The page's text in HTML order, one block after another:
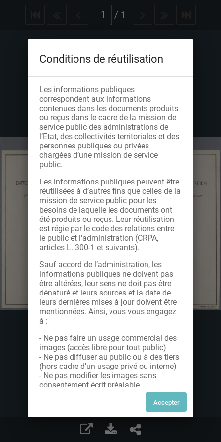
/ 1
Conditions de réutilisation
Les informations publiques
correspondent aux informations
contenues dans les documents produits
ou reçus dans le cadre de la mission de
service public des administrations de
l’Etat, des collectivités territoriales et des
personnes publiques ou privées
chargées d’une mission de service
public.
Les informations publiques peuvent être
réutilisées à d’autres fins que celles de la
mission de service public pour les
besoins de laquelle les documents ont
été produits ou reçus. Leur réutilisation
est régie par le code des relations entre
le public et l'administration (CRPA,
articles L. 300-1 et suivants).
Sauf accord de l’administration, les
informations publiques ne doivent pas
être altérées, leur sens ne doit pas être
dénaturé et leurs sources et la date de
leurs dernières mises à jour doivent être
mentionnées. Ainsi, vous vous engagez
à :
- Ne pas faire un usage commercial des
images (accès libre pour tout public)
- Ne pas diffuser au public ou à des tiers
(hors cadre d'un usage privé ou interne)
- Ne pas modifier les images sans
consentement écrit préalable
Dans le cas contraire, nous vous invitons
à nous contacter afin de solliciter le type
de Licence souhaitée parmi celles
proposées et le cas échéant, acquitter